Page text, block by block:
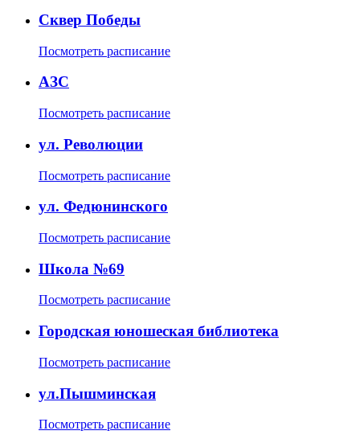
Сквер Победы
Посмотреть расписание
АЗС
Посмотреть расписание
ул. Революции
Посмотреть расписание
ул. Федюнинского
Посмотреть расписание
Школа №69
Посмотреть расписание
Городская юношеская библиотека
Посмотреть расписание
ул.Пышминская
Посмотреть расписание